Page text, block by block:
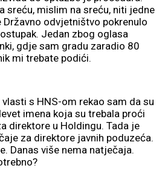
sreću, mislim na sreću, niti jedne
Državno odvjetništvo pokrenulo
Jedan zbog oglasa
gdje sam gradu zaradio 80
mi trebate podići.
s HNS-om rekao sam da su
imena koja su trebala proći
direktore u Holdingu. Tada je
za direktore javnih poduzeća.
Danas više nema natječaja.